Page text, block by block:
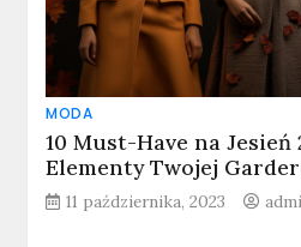
MODA
10 Must-Have na Jesień
Elementy Twojej
11 października, 2023